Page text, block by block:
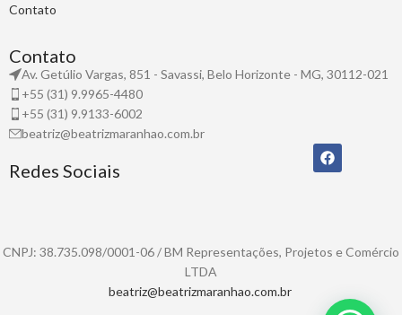
Contato
Contato
Av. Getúlio Vargas, 851 - Savassi, Belo Horizonte - MG, 30112-021
+55 (31) 9.9965-4480
+55 (31) 9.9133-6002
beatriz@beatrizmaranhao.com.br
Redes Sociais
CNPJ: 38.735.098/0001-06 / BM Representações, Projetos e Comércio
LTDA
beatriz@beatrizmaranhao.com.br